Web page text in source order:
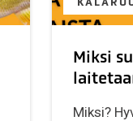
Miksi
Miksi?